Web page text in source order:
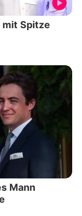
mit Spitze
Mann